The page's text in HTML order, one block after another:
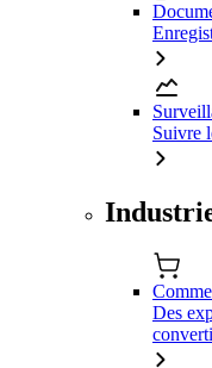
Suivre
Des